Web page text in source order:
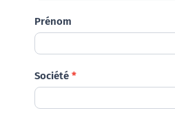
Prénom
Société *